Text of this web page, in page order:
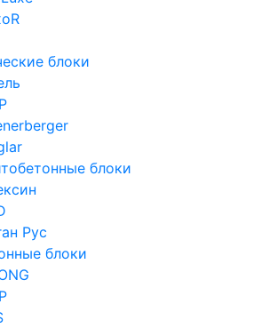
блоки
блоки
Рус
блоки